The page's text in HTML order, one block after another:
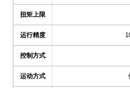
扭矩上限
运行精度
控制方式
运动方式